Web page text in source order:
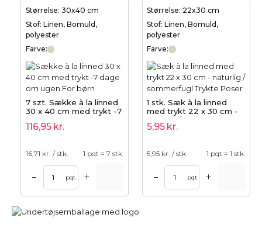
Størrelse: 30x40 cm
Stof: Linen, Bomuld,
polyester
Farve:
7 szt. Sække à la linned
30 x 40 cm med trykt -7
116,95 kr.
16,71 kr. / stk. 1 pqt = 7 stk.
– pqt +
Størrelse: 22x30 cm
Stof: Linen, Bomuld,
polyester
Farve:
1 stk. Sæk à la linned
med trykt 22 x 30 cm -
naturlig / sommerfugl
5,95 kr.
5,95 kr. / stk. 1 pqt = 1 stk.
– pqt +